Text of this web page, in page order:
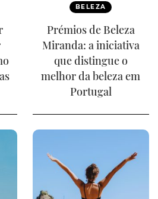
BELEZA
Prémios de Beleza
Miranda: a iniciativa
que distingue o
melhor da beleza em
Portugal